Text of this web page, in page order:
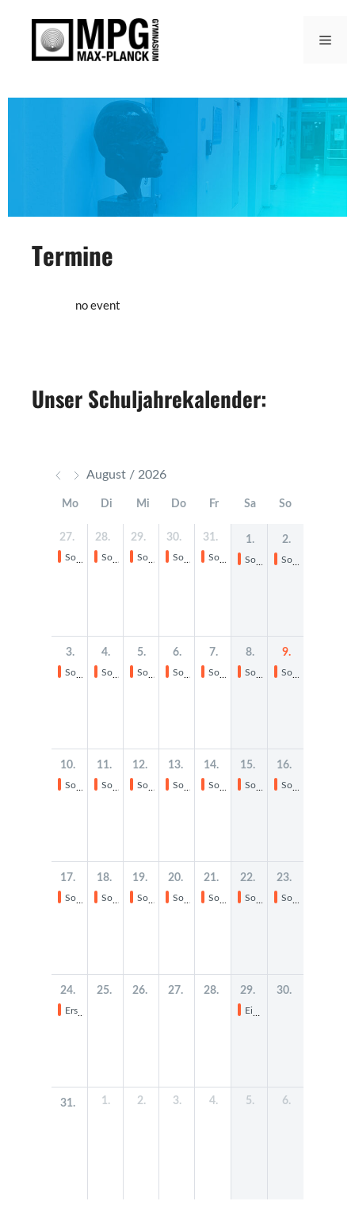
springen
Termine
no event
Unser Schuljahrekalender: